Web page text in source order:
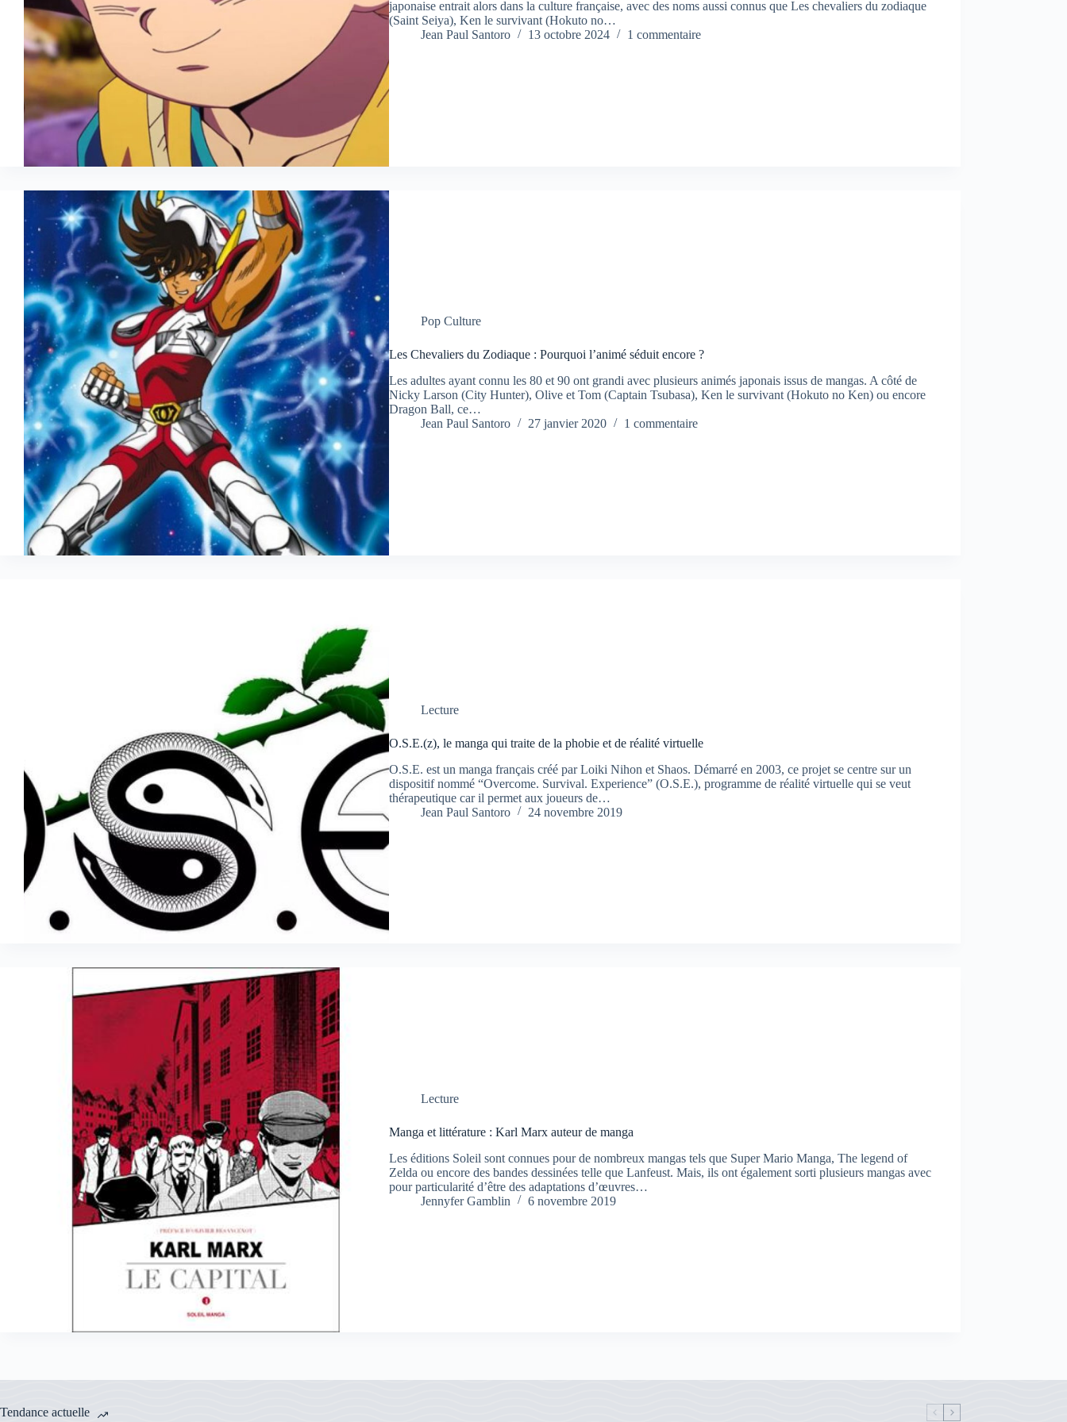
japonaise entrait alors dans la culture française, avec des noms aussi connus que Les chevaliers du zodiaque
(Saint Seiya), Ken le survivant (Hokuto no…
Jean Paul Santoro
13 octobre 2024 1 commentaire
Pop Culture
Les Chevaliers du Zodiaque : Pourquoi l’animé séduit encore ?
Les adultes ayant connu les 80 et 90 ont grandi avec plusieurs animés japonais issus de mangas. A côté de
Nicky Larson (City Hunter), Olive et Tom (Captain Tsubasa), Ken le survivant (Hokuto no Ken) ou encore
Dragon Ball, ce…
Jean Paul Santoro
27 janvier 2020 1 commentaire
Lecture
O.S.E.(z), le manga qui traite de la phobie et de réalité virtuelle
O.S.E. est un manga français créé par Loiki Nihon et Shaos. Démarré en 2003, ce projet se centre sur un
dispositif nommé “Overcome. Survival. Experience” (O.S.E.), programme de réalité virtuelle qui se veut
thérapeutique car il permet aux joueurs de…
Jean Paul Santoro
24 novembre 2019
Lecture
Manga et littérature : Karl Marx auteur de manga
Les éditions Soleil sont connues pour de nombreux mangas tels que Super Mario Manga, The legend of
Zelda ou encore des bandes dessinées telle que Lanfeust. Mais, ils ont également sorti plusieurs mangas avec
pour particularité d’être des adaptations d’œuvres…
Jennyfer Gamblin
6 novembre 2019
Tendance actuelle